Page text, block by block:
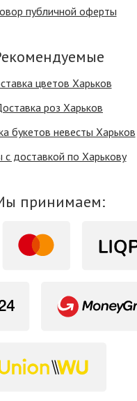
публичной оферты
цветов Харьков
роз Харьков
букетов невесты Харьков
с доставкой по Харькову
принимаем: